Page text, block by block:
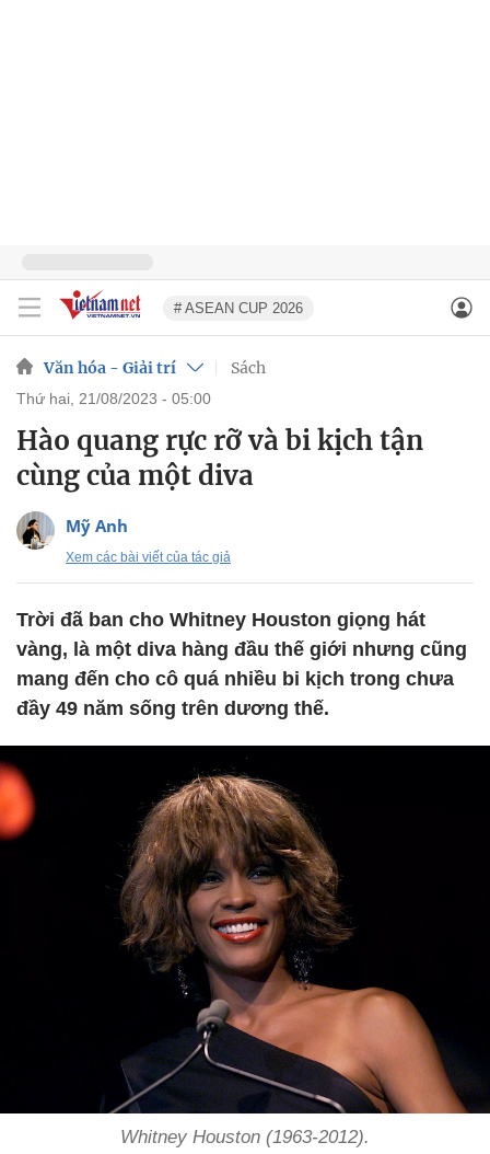
# ASEAN CUP 2026
Văn hóa - Giải trí Sách
thứ hai, 21/08/2023 - 05:00
Hào quang rực rỡ và bi kịch tận
cùng của một diva
Mỹ Anh
Xem các bài viết của tác giả
Trời đã ban cho Whitney Houston giọng hát
vàng, là một diva hàng đầu thế giới nhưng cũng
mang đến cho cô quá nhiều bi kịch trong chưa
đầy 49 năm sống trên dương thế.
Whitney Houston (1963-2012).